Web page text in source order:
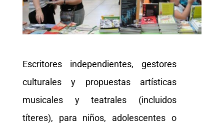
Escritores independientes, gestores
culturales y propuestas artísticas
musicales y teatrales (incluidos
títeres), para niños, adolescentes o